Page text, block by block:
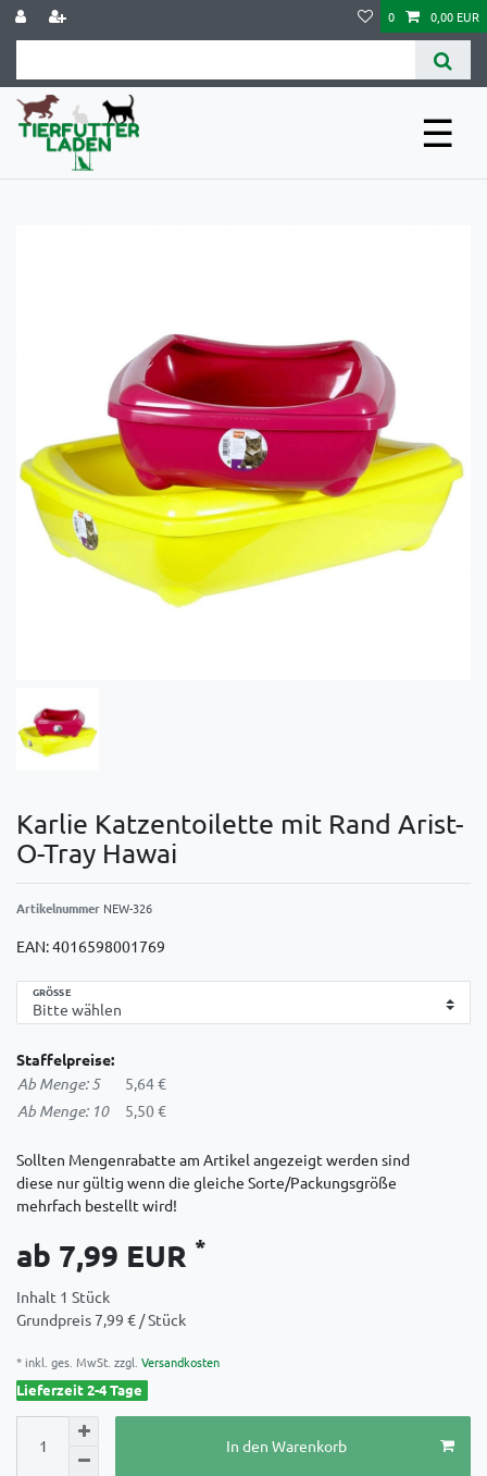
0 0,00 EUR
☰
Karlie Katzentoilette mit Rand Arist-
O-Tray Hawai
Artikelnummer NEW-326
EAN:4016598001769
GRÖSSE
Staffelpreise:
Ab Menge: 5 5,64 €
Ab Menge: 10 5,50 €
Sollten Mengenrabatte am Artikel angezeigt werden sind
diese nur gültig wenn die gleiche Sorte/Packungsgröße
mehrfach bestellt wird!
ab 7,99 EUR *
Inhalt 1 Stück
Grundpreis7,99 € / Stück
* inkl. ges. MwSt. zzgl. Versandkosten
Lieferzeit 2-4 Tage
In den Warenkorb